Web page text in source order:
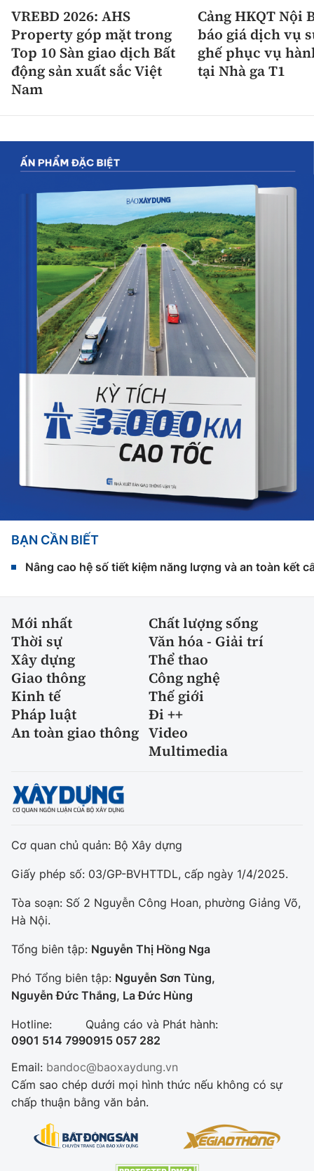
VREBD 2026: AHS
Property góp mặt trong
Top 10 Sàn giao dịch Bất
động sản xuất sắc Việt
Nam
Cảng HKQT Nội
báo giá dịch vụ
ghế phục vụ
tại Nhà ga T1
BẠN CẦN BIẾT
Nâng cao hệ số tiết kiệm năng lượng và an toàn kết
Mới nhất
Chất lượng sống
Thời sự
Văn hóa - Giải trí
Xây dựng
Thể thao
Giao thông
Công nghệ
Kinh tế
Thế giới
Pháp luật
Đi ++
An toàn giao thông Video
Multimedia
Cơ quan chủ quản: Bộ Xây dựng
Giấy phép số: 03/GP-BVHTTDL, cấp ngày 1/4/2025.
Tòa soạn: Số 2 Nguyễn Công Hoan, phường Giảng Võ,
Hà Nội.
Tổng biên tập: Nguyễn Thị Hồng Nga
Phó Tổng biên tập: Nguyễn Sơn Tùng,
Nguyễn Đức Thắng, La Đức Hùng
Hotline:
0901 514 799
Quảng cáo và Phát hành:
0915 057 282
Email: bandoc@baoxaydung.vn
Cấm sao chép dưới mọi hình thức nếu không có sự
chấp thuận bằng văn bản.